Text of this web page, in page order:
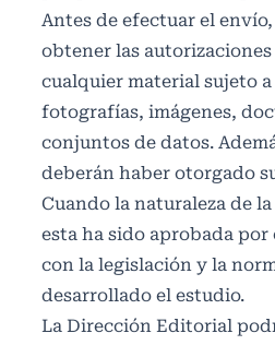
Antes de efectuar el
obtener las
cualquier material sujeto
fotografías, imágenes,
conjuntos de datos.
deberán haber otorgado
Cuando la naturaleza de
esta ha sido aprobada
con la legislación y la
desarrollado el estudio.
La Dirección Editorial